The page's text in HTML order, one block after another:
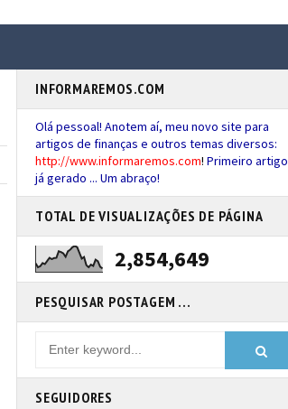
INFORMAREMOS.COM
Olá pessoal! Anotem aí, meu novo site para
artigos de finanças e outros temas diversos:
http://www.informaremos.com! Primeiro artigo
já gerado ... Um abraço!
TOTAL DE VISUALIZAÇÕES DE PÁGINA
2,854,649
PESQUISAR POSTAGEM ...
SEGUIDORES